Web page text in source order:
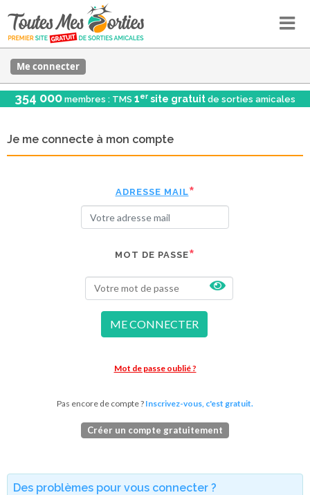
Me connecter
354 000 membres : TMS 1er site gratuit de sorties amicales
Je me connecte à mon compte
ADRESSE MAIL
MOT DE PASSE
ME CONNECTER
Mot de passe oublié ?
Pas encore de compte ? Inscrivez-vous, c'est gratuit.
Créer un compte gratuitement
Des problèmes pour vous connecter ?